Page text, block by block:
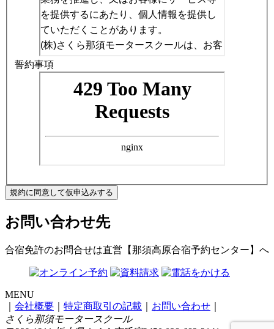
誓約事項
規約に同意して仮申込みする
お問い合わせ先
合宿免許のお問合せは直営【那須高原合宿予約センター】 へ
MENU
会社概要 特定商取引の記載 お問い合わせ
さくら那須モータースクール